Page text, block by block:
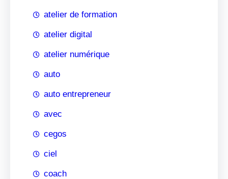
atelier de formation
atelier digital
atelier numérique
auto
auto entrepreneur
avec
cegos
ciel
coach